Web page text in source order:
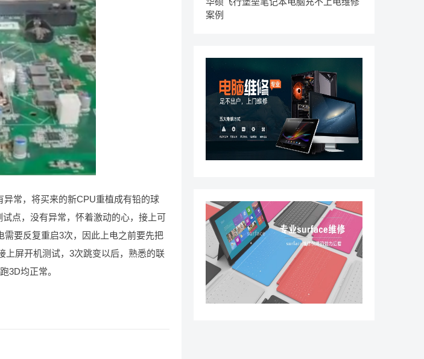
异常，将买来的新CPU重植成有铅的球
点，没有异常，怀着激动的心，接上可
要反复重启3次，因此上电之前要先把
上屏开机测试，3次跳变以后，熟悉的联
3D均正常。
案例